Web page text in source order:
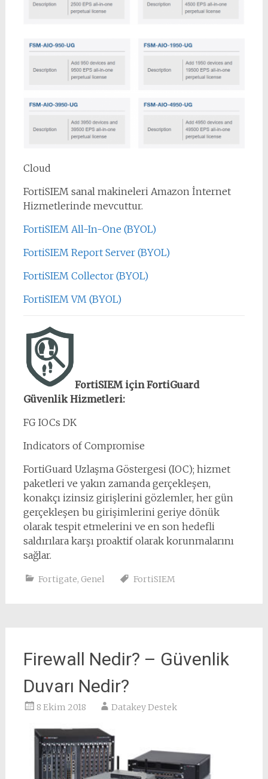
Cloud
FortiSIEM sanal makineleri Amazon İnternet
Hizmetlerinde mevcuttur.
FortiSIEM All-In-One (BYOL)
FortiSIEM Report Server (BYOL)
FortiSIEM Collector (BYOL)
FortiSIEM VM (BYOL)
FortiSIEM için FortiGuard
Güvenlik Hizmetleri:
FG IOCs DK
Indicators of Compromise
FortiGuard Uzlaşma Göstergesi (IOC); hizmet
paketleri ve yakın zamanda gerçekleşen,
konakçı izinsiz girişlerini gözlemler, her gün
gerçekleşen bu girişimlerini geriye dönük
olarak tespit etmelerini ve en son hedefli
saldırılara karşı proaktif olarak korunmalarını
sağlar.
Fortigate, Genel FortiSIEM
Firewall Nedir? – Güvenlik
Duvarı Nedir?
8 Ekim 2018 Datakey Destek